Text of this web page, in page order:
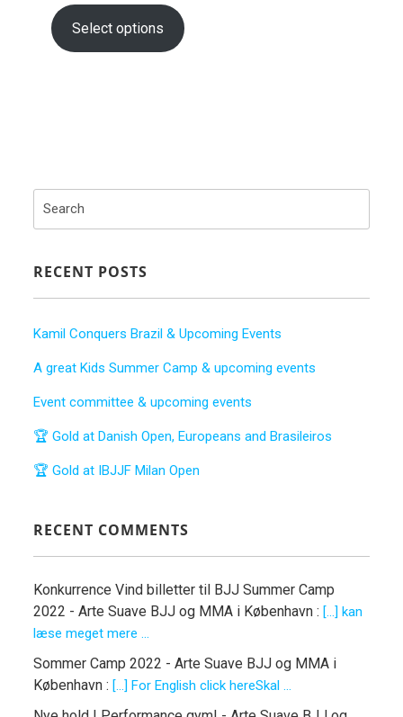
Select options
RECENT POSTS
Kamil Conquers Brazil & Upcoming Events
A great Kids Summer Camp & upcoming events
Event committee & upcoming events
🏆 Gold at Danish Open, Europeans and Brasileiros
🏆 Gold at IBJJF Milan Open
RECENT COMMENTS
Konkurrence Vind billetter til BJJ Summer Camp
2022 - Arte Suave BJJ og MMA i København: […] kan
læse meget mere ...
Sommer Camp 2022 - Arte Suave BJJ og MMA i
København: […] For English click hereSkal ...